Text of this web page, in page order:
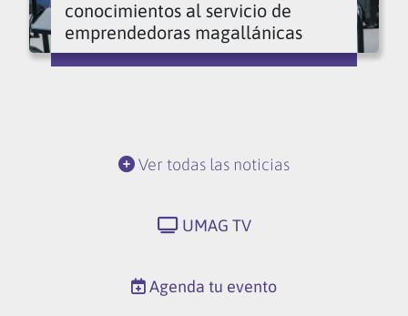
conocimientos al servicio de
emprendedoras magallánicas
Ver todas las noticias
UMAG TV
Agenda tu evento